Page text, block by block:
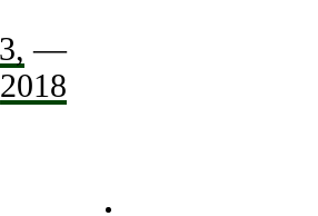
— U.C. Sampdoria (@sampdoria)
2018